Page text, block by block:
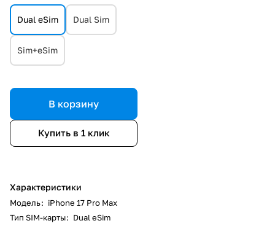
Dual eSim Dual Sim
Sim+eSim
В корзину
Купить в 1 клик
Характеристики
Модель: iPhone 17 Pro Max
Тип SIM-карты: Dual eSim